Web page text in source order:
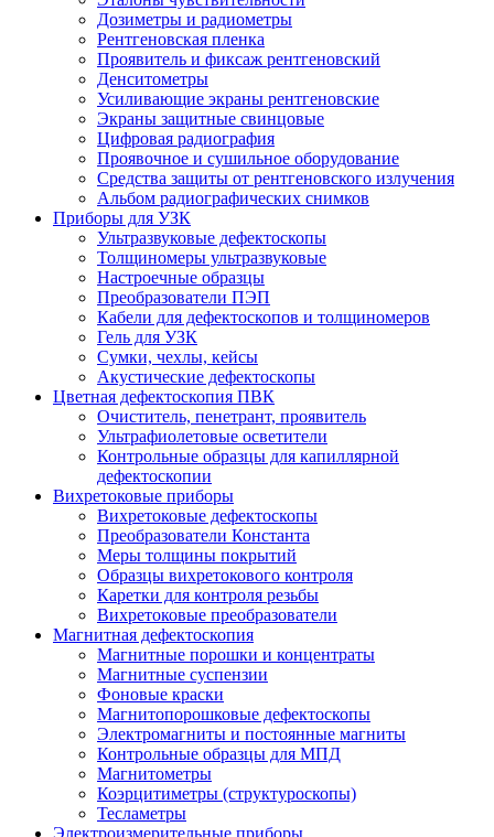
Дозиметры и радиометры
Рентгеновская пленка
Проявитель и фиксаж рентгеновский
Денситометры
Усиливающие экраны рентгеновские
Экраны защитные свинцовые
Цифровая радиография
Проявочное и сушильное оборудование
Средства защиты от рентгеновского излучения
Альбом радиографических снимков
Приборы для УЗК
Ультразвуковые дефектоскопы
Толщиномеры ультразвуковые
Настроечные образцы
Преобразователи ПЭП
Кабели для дефектоскопов и толщиномеров
Гель для УЗК
Сумки, чехлы, кейсы
Акустические дефектоскопы
Цветная дефектоскопия ПВК
Очиститель, пенетрант, проявитель
Ультрафиолетовые осветители
Контрольные образцы для капиллярной
дефектоскопии
Вихретоковые приборы
Вихретоковые дефектоскопы
Преобразователи Константа
Меры толщины покрытий
Образцы вихретокового контроля
Каретки для контроля резьбы
Вихретоковые преобразователи
Магнитная дефектоскопия
Магнитные порошки и концентраты
Магнитные суспензии
Фоновые краски
Магнитопорошковые дефектоскопы
Электромагниты и постоянные магниты
Контрольные образцы для МПД
Магнитометры
Коэрцитиметры (структуроскопы)
Тесламетры
Электроизмерительные приборы